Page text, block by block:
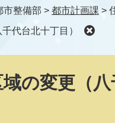
市整備部 > 都市計画課 >
代台北十丁目）
の変更（